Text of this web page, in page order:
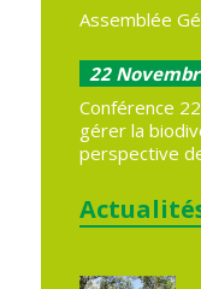
Assemblée
22
Conférence
gérer la
perspective